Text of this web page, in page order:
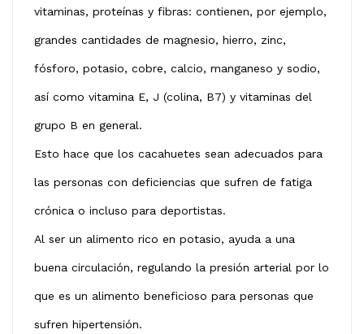
vitaminas, proteínas y fibras: contienen, por ejemplo,
grandes cantidades de magnesio, hierro, zinc,
fósforo, potasio, cobre, calcio, manganeso y sodio,
así como vitamina E, J (colina, B7) y vitaminas del
grupo B en general.
Esto hace que los cacahuetes sean adecuados para
las personas con deficiencias que sufren de fatiga
crónica o incluso para deportistas.
Al ser un alimento rico en potasio, ayuda a una
buena circulación, regulando la presión arterial por lo
que es un alimento beneficioso para personas que
sufren hipertensión.